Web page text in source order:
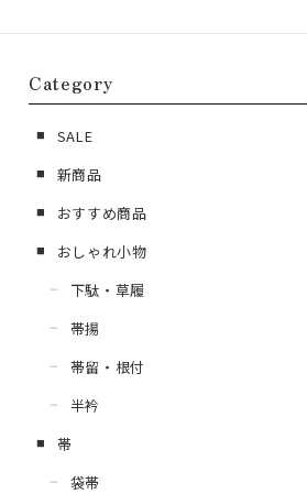
Category
SALE
新商品
おすすめ商品
おしゃれ小物
下駄・草履
帯揚
帯留・根付
半衿
帯
袋帯